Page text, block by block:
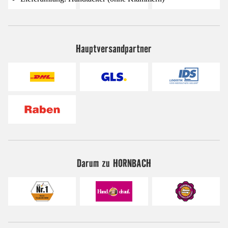
Hauptversandpartner
Darum zu HORNBACH